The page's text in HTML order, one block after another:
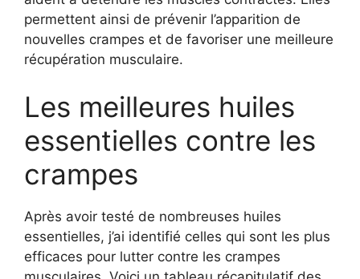
permettent ainsi de prévenir l’apparition de
nouvelles crampes et de favoriser une meilleure
récupération musculaire.
Les meilleures huiles
essentielles contre les
crampes
Après avoir testé de nombreuses huiles
essentielles, j’ai identifié celles qui sont les plus
efficaces pour lutter contre les crampes